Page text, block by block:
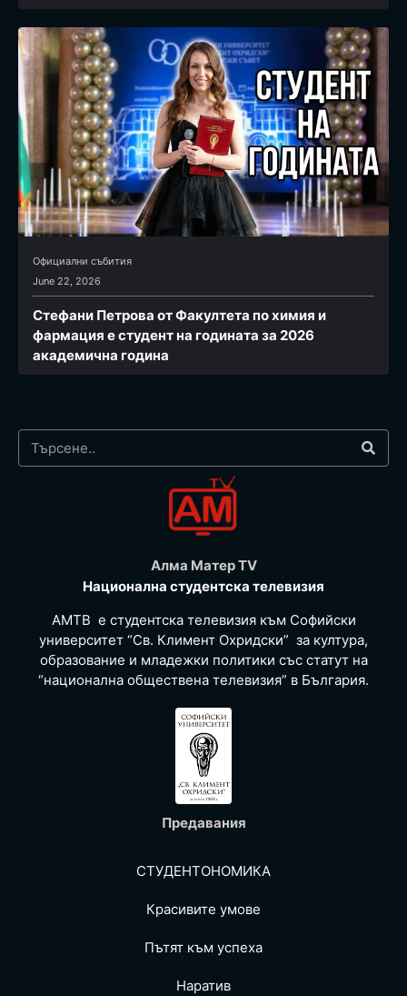
Официални събития
June 22, 2026
Стефани Петрова от Факултета по химия и
фармация e студент на годината за 2026
академична година
Алма Матер TV
Национална студентска телевизия
АМТВ е студентска телевизия към Софийски
университет “Св. Климент Охридски” за култура,
образование и младежки политики със статут на
“национална обществена телевизия” в България.
Предавания
СТУДЕНТОНОМИКА
Красивите умове
Пътят към успеха
Наратив